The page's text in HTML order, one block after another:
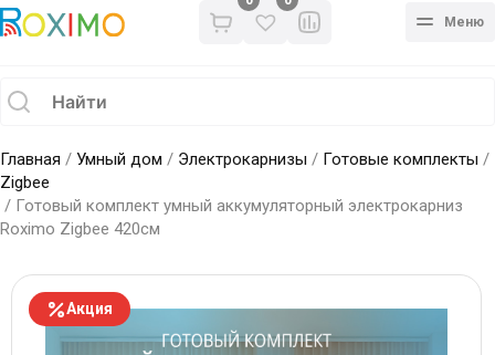
Меню
Главная / Умный дом / Электрокарнизы / Готовые комплекты /
Zigbee
/ Готовый комплект умный аккумуляторный электрокарниз
Roximo Zigbee 420см
Акция